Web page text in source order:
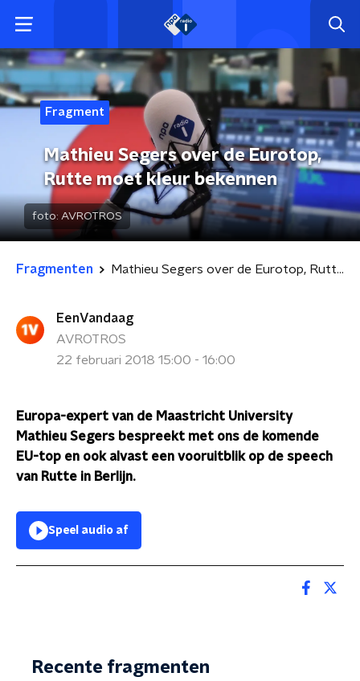
Fragment
Mathieu Segers over de Eurotop,
Rutte moet kleur bekennen
foto: AVROTROS
Fragmenten Mathieu Segers over de Eurotop, Rutte moet kleur bekennen
EenVandaag
AVROTROS
22 februari 2018 15:00 - 16:00
Europa-expert van de Maastricht University
Mathieu Segers bespreekt met ons de komende
EU-top en ook alvast een vooruitblik op de speech
van Rutte in Berlijn.
Speel audio af
Recente fragmenten